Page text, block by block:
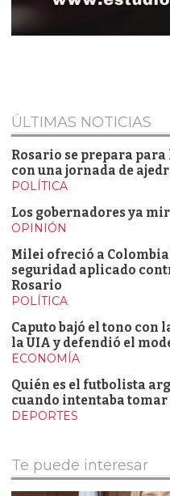
ÚLTIMAS NOTICIAS
Rosario se prepara
con una jornada de
POLÍTICA
Los gobernadores ya
OPINIÓN
Milei ofreció a
seguridad aplicado
Rosario
POLÍTICA
Caputo bajó el tono con
la UIA y defendió el
ECONOMÍA
Quién es el futbolista
cuando intentaba tomar
DEPORTES
Te puede interesar